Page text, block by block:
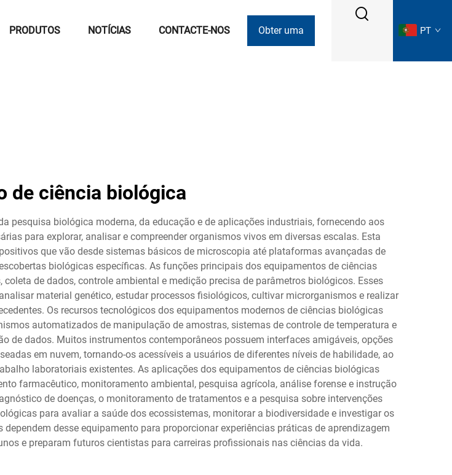
PRODUTOS NOTÍCIAS CONTACTE-NOS Obter uma PT
de ciência biológica
pesquisa biológica moderna, da educação e de aplicações industriais, fornecendo aos
para explorar, analisar e compreender organismos vivos em diversas escalas. Esta
que vão desde sistemas básicos de microscopia até plataformas avançadas de
biológicas específicas. As funções principais dos equipamentos de ciências
de dados, controle ambiental e medição precisa de parâmetros biológicos. Esses
material genético, estudar processos fisiológicos, cultivar microrganismos e realizar
Os recursos tecnológicos dos equipamentos modernos de ciências biológicas
automatizados de manipulação de amostras, sistemas de controle de temperatura e
de dados. Muitos instrumentos contemporâneos possuem interfaces amigáveis, opções
em nuvem, tornando-os acessíveis a usuários de diferentes níveis de habilidade, ao
laboratoriais existentes. As aplicações dos equipamentos de ciências biológicas
farmacêutico, monitoramento ambiental, pesquisa agrícola, análise forense e instrução
de doenças, o monitoramento de tratamentos e a pesquisa sobre intervenções
para avaliar a saúde dos ecossistemas, monitorar a biodiversidade e investigar os
desse equipamento para proporcionar experiências práticas de aprendizagem
e preparam futuros cientistas para carreiras profissionais nas ciências da vida.